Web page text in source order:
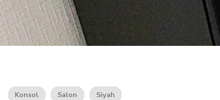
Konsol Salon Siyah